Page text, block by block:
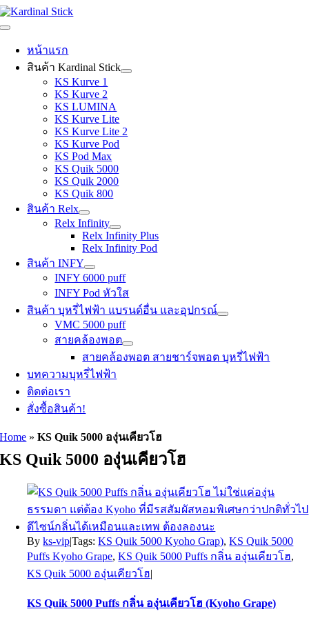
Skip
to
Toggle
Navigation
หน้าแรก
สินค้า Kardinal Stick
KS Kurve 1
KS Kurve 2
KS LUMINA
KS Kurve Lite
KS Kurve Lite 2
KS Kurve Pod
KS Pod Max
KS Quik 5000
KS Quik 2000
KS Quik 800
สินค้า Relx
Relx Infinity
Relx Infinity Plus
Relx Infinity Pod
สินค้า INFY
INFY 6000 puff
INFY Pod หัวใส
สินค้า บุหรี่ไฟฟ้า แบรนด์อื่น และอุปกรณ์
VMC 5000 puff
สายคล้องพอต
สายคล้องพอต สายชาร์จพอต บุหรี่ไฟฟ้า
บทความบุหรี่ไฟฟ้า
ติดต่อเรา
สั่งซื้อสินค้า!
Home »KS Quik 5000 องุ่นเคียวโฮ
KS Quik 5000 องุ่นเคียวโฮ
Byks-vip|Tags:KS Quik 5000 Kyoho Grap),KS Quik 5000
Puffs Kyoho Grape,KS Quik 5000 Puffs กลิ่น องุ่นเคียวโฮ,
KS Quik 5000 องุ่นเคียวโฮ|
KS Quik 5000 Puffs กลิ่น องุ่นเคียวโฮ (Kyoho Grape)